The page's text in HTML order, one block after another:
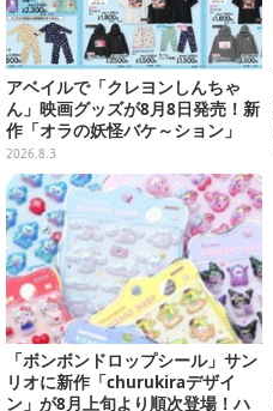
アベイルで「クレヨンしんちゃ
ん」映画グッズが8月8日発売！新
作「オラの妖怪バケ～ション」
や、「ヘンダーランド」「暗黒タ
マタマ」などをフィーチャー
2026.8.3
「ボンボンドロップシール」サン
リオに新作「churukiraデザイ
ン」が8月上旬より順次登場！ハ